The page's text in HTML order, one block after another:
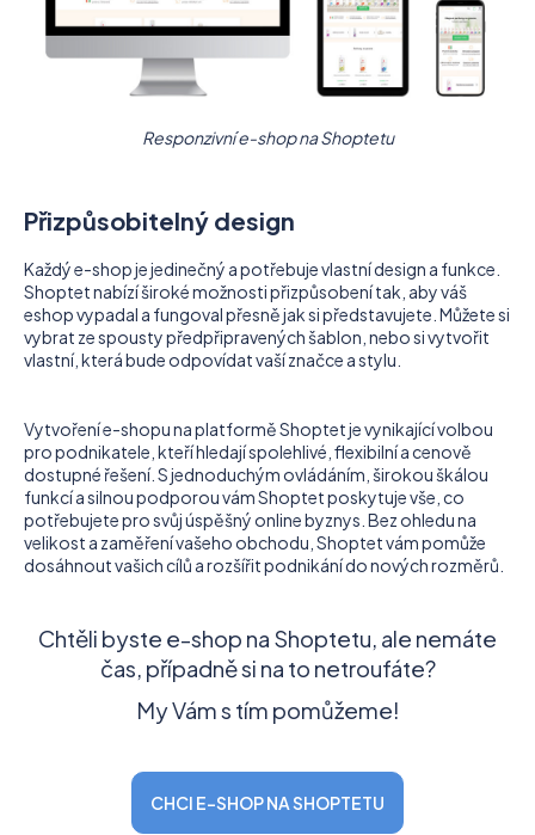
Responzivní e-shop na Shoptetu
Přizpůsobitelný design
Každý e-shop je jedinečný a potřebuje vlastní design a funkce.
Shoptet nabízí široké možnosti přizpůsobení tak, aby váš
eshop vypadal a fungoval přesně jak si představujete. Můžete si
vybrat ze spousty předpřipravených šablon, nebo si vytvořit
vlastní, která bude odpovídat vaší značce a stylu.
Vytvoření e-shopu na platformě Shoptet je vynikající volbou
pro podnikatele, kteří hledají spolehlivé, flexibilní a cenově
dostupné řešení. S jednoduchým ovládáním, širokou škálou
funkcí a silnou podporou vám Shoptet poskytuje vše, co
potřebujete pro svůj úspěšný online byznys. Bez ohledu na
velikost a zaměření vašeho obchodu, Shoptet vám pomůže
dosáhnout vašich cílů a rozšířit podnikání do nových rozměrů.
Chtěli byste e-shop na Shoptetu, ale nemáte
čas, případně si na to netroufáte?
My Vám s tím pomůžeme!
CHCI E-SHOP NA SHOPTETU